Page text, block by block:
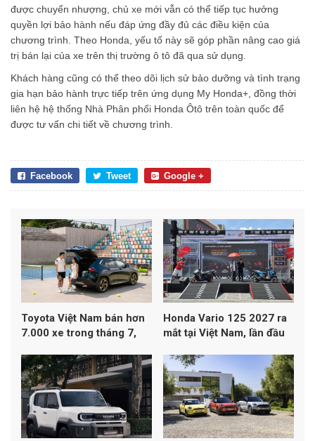
được chuyển nhượng, chủ xe mới vẫn có thể tiếp tục hưởng
quyền lợi bảo hành nếu đáp ứng đầy đủ các điều kiện của
chương trình. Theo Honda, yếu tố này sẽ góp phần nâng cao giá
trị bán lại của xe trên thị trường ô tô đã qua sử dụng.
Khách hàng cũng có thể theo dõi lịch sử bảo dưỡng và tình trạng
gia hạn bảo hành trực tiếp trên ứng dụng My Honda+, đồng thời
liên hệ hệ thống Nhà Phân phối Honda Ôtô trên toàn quốc để
được tư vấn chi tiết về chương trình.
Facebook Tweet Google +
Toyota Việt Nam bán hơn
7.000 xe trong tháng 7,
doanh số
Honda Vario 125 2027 ra
mắt tại Việt Nam, lần đầu